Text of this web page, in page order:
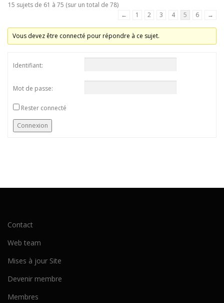
15 sujets de 61 à 75 (sur un total de 78)
←
1 2 3 4 5 6 →
Vous devez être connecté pour répondre à ce sujet.
Identifiant:
Mot de passe:
Rester connecté
Connexion
Contact
Web team
Mises à jour Site
Devenir membre
Membres